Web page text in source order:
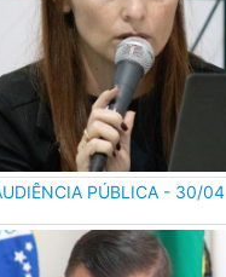
PÚBLICA - 30/04